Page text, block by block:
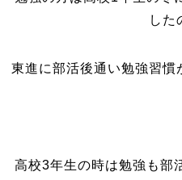
した
東進に部活後通い勉強習慣
高校3年生の時は勉強も部